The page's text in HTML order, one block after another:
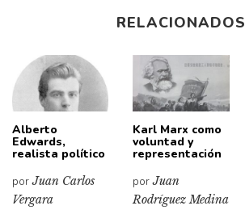
RELACIONADOS
Alberto
Edwards,
realista político
porJuan Carlos
Vergara
Karl Marx como
voluntad y
representación
porJuan
Rodríguez Medina